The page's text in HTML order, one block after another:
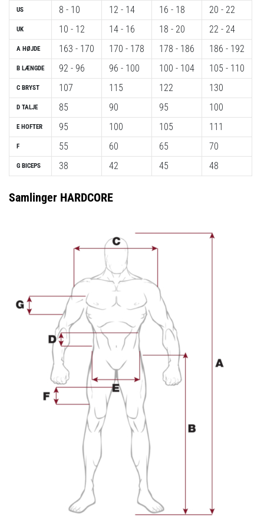
US
UK
A HØJDE
B LÆNGDE
C BRYST
D TALJE
EHOFTER
F
G BICEPS
8 - 10
10 - 12
163 - 170
92 - 96
107
85
95
55
38
12 - 14
14 - 16
170 - 178
96 - 100
115
90
100
60
42
16 - 18
18 - 20
178 - 186
100 - 104
122
95
105
65
45
20 - 22
22 - 24
186 - 192
105 - 110
130
100
111
70
48
Samlinger HARDCORE